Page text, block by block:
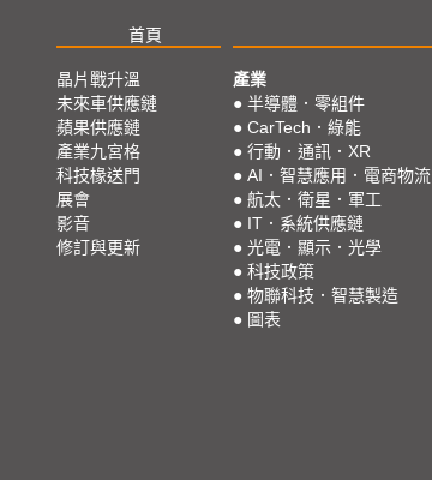
首頁
晶片戰升溫
未來車供應鏈
蘋果供應鏈
產業九宮格
科技椽送門
展會
影音
修訂與更新
產業
● 半導體．零組件
● CarTech．綠能
● 行動．通訊．XR
● AI．智慧應用．電商物流
● 航太．衛星．軍工
● IT．系統供應鏈
● 光電．顯示．光學
● 科技政策
● 物聯科技．智慧製造
● 圖表